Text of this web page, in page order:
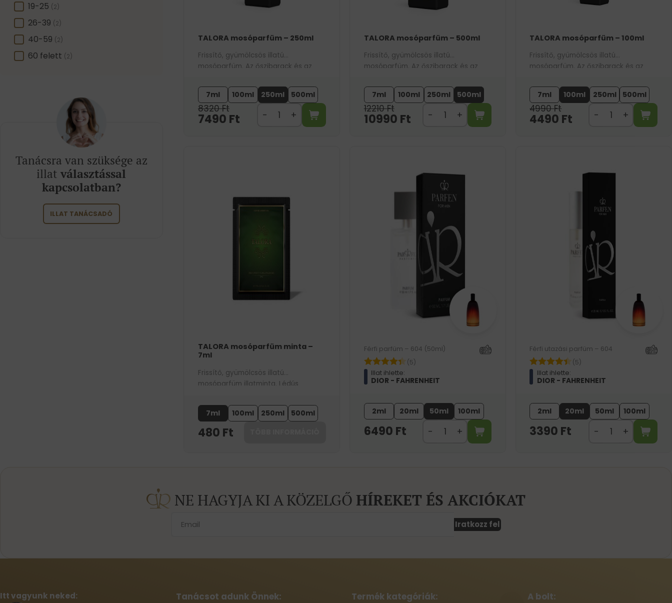
KOR19-25 (2)
26-39 (2)
40-59 (2)
60 felett (2)
Tanácsra van szüksége az
illatválasztással
kapcsolatban?
ILLAT TANÁCSADÓ
TALORA mosóparfüm – 250ml
Frissítő, gyümölcsös illatú
mosóparfüm. Az őszibarack és az
energikus aromát hagy a ruhákon.
7ml 100ml 250ml 500ml
8320Ft
7490 Ft
TALORA mosóparfüm – 500ml
Frissítő, gyümölcsös illatú
mosóparfüm. Az őszibarack és az
energikus aromát hagy a ruhákon.
7ml 100ml 250ml 500ml
12210Ft
10990 Ft
TALORA mosóparfüm – 100ml
Frissítő, gyümölcsös illatú
mosóparfüm. Az őszibarack és az
energikus aromát hagy a ruhákon.
7ml 100ml 250ml 500ml
4990Ft
4490 Ft
TALORA mosóparfüm minta –
7ml
Frissítő, gyümölcsös illatú
mosóparfüm illatminta. Lédús
árasztja.
7ml 100ml 250ml 500ml
480 Ft
Férfi parfüm – 604 (50ml)
(5)
Illat ihlette:
DIOR - FAHRENHEIT
2ml 20ml 50ml 100ml
6490 Ft
Férfi utazási parfüm – 604
(5)
Illat ihlette:
DIOR - FAHRENHEIT
2ml 20ml 50ml 100ml
3390 Ft
NE HAGYJA KI A KÖZELGŐ HÍREKET ÉS AKCIÓKAT
Iratkozz fel
Itt vagyunk neked: Tanácsot adunk Önnek: Termék kategóriák: A bolt: